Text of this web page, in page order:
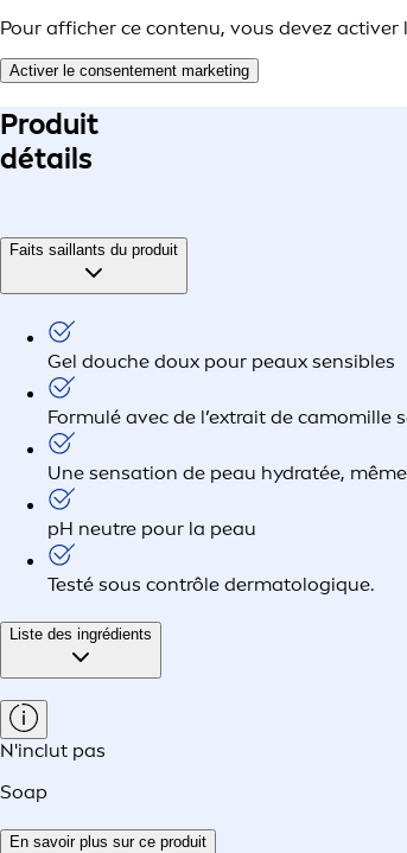
Pour afficher ce contenu, vous devez
Activer le consentement marketing
Produit
détails
Faits saillants du produit
Gel douche doux pour peaux sensibles
Formulé avec de l’extrait de camomille
Une sensation de peau hydratée,
pH neutre pour la peau
Testé sous contrôle dermatologique.
Liste des ingrédients
N'inclut pas
Soap
En savoir plus sur ce produit